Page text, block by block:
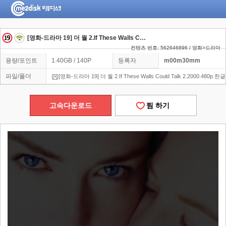
[영화-드라마 19] 더 월 2.If These Walls Could Talk 2.2000.480p.한글자막
컨텐츠 번호: 562646896 / 영화>드라마
용량/포인트 1.40GB / 140P 등록자 m00m30mm
파일/폴더 [영화-드라마 19] 더 월 2.If These Walls Could Talk 2.2000.480p.한
고속다운로드 찜 하기